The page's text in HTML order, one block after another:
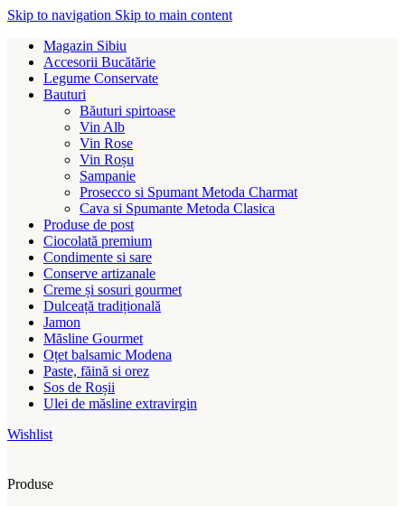
Skip to navigation Skip to main content
Magazin Sibiu
Accesorii Bucătărie
Legume Conservate
Bauturi
Băuturi spirtoase
Vin Alb
Vin Rose
Vin Roșu
Sampanie
Prosecco si Spumant Metoda Charmat
Cava si Spumante Metoda Clasica
Produse de post
Ciocolată premium
Condimente si sare
Conserve artizanale
Creme și sosuri gourmet
Dulceață tradițională
Jamon
Măsline Gourmet
Oțet balsamic Modena
Paste, făină si orez
Sos de Roșii
Ulei de măsline extravirgin
Wishlist
Produse